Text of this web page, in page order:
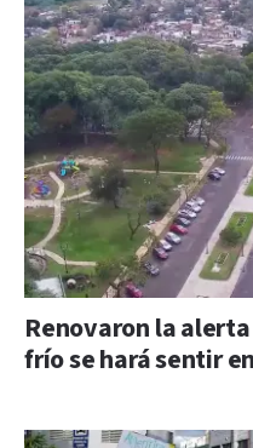
Renovaron la
frío se hará sentir